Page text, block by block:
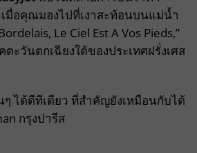
มื่อคุณมองไปที่เงาสะท้อนบนแม่น้ำ
Le Ciel Est A Vos Pieds,”
ะวันตกเฉียงใต้ของประเทศฝรั่งเศส
ได้ดีทีเดียว ที่สำคัญยังเหมือนกับได้
กรุงปารีส